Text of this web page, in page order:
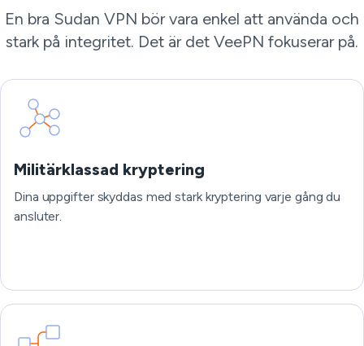
En bra Sudan VPN bör vara enkel att använda och
stark på integritet. Det är det VeePN fokuserar på.
Militärklassad kryptering
Dina uppgifter skyddas med stark kryptering varje gång du
ansluter.